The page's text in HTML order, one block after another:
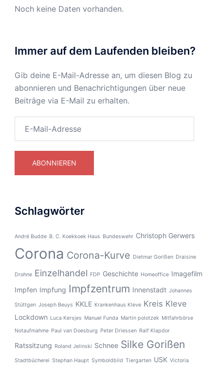
Noch keine Daten vorhanden.
Immer auf dem Laufenden bleiben?
Gib deine E-Mail-Adresse an, um diesen Blog zu
abonnieren und Benachrichtigungen über neue
Beiträge via E-Mail zu erhalten.
ABONNIEREN
Schlagwörter
André Budde B. C. Koekkoek Haus Bundeswehr Christoph Gerwers
Corona Corona-Kurve Dietmar Gorißen Draisine
Drohne Einzelhandel FDP Geschichte Homeoffice Imagefilm
Impfen Impfung Impfzentrum Innenstadt Johannes
Stüttgen Joseph Beuys KKLE Krankenhaus Kleve Kreis Kleve
Lockdown Luca Kersjes Manuel Funda Martin polotzek Mitfahrbörse
Notaufmahme Paul van Doesburg Peter Driessen Ralf Klapdor
Ratssitzung Roland Jelinski Schnee Silke Gorißen
Stadtbücherei Stephan Haupt Symboldbild Tiergarten USK Victoria